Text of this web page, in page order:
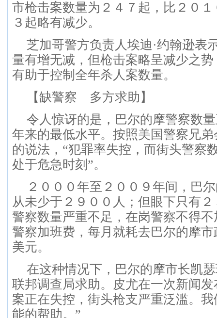
市枪击案数量为２４７起，比２０
３起略有减少。
芝加哥警方负责人埃迪·约翰逊表
量有增无减，但枪击案略呈减少之
有助于控制全年杀人案数量。
【缺警察 多方求助】
令人惊讶的是，巴尔的摩警察数
年来的最低水平。按照美国警察兄弟
的说法，“犯罪率失控，而街头警察
处于危急时刻”。
２０００年至２００９年间，巴
从未少于２９００人；但眼下只有
警察数量严重不足，在岗警察不得
警察加班费，每月就耗去巴尔的摩
美元。
在这种情况下，巴尔的摩市长凯
联邦调查局求助。皮尤在一次新闻
案正在失控，街头枪支严重泛滥。
能的帮助。”